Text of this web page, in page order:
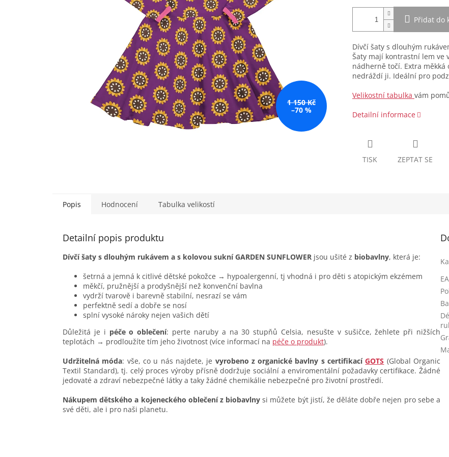
1 150 Kč
–70 %
Přidat do
Dívčí šaty s dlouhým
Šaty mají kontrastní lem ve
nádherně točí. Extra
nedráždí ji. Ideální pro
Velikostní tabulka vám
Detailní informace
TISK ZEPTAT SE
Popis Hodnocení Tabulka velikostí
Detailní popis produktu
Dívčí šaty s dlouhým rukávem a s kolovou sukní GARDEN SUNFLOWER jsou ušité z biobavlny, která je:
šetrná a jemná k citlivé dětské pokožce → hypoalergenní, tj vhodná i pro děti s atopickým ekzémem
měkčí, pružnější a prodyšnější než konvenční bavlna
vydrží tvarově i barevně stabilní, nesrazí se vám
perfektně sedí a dobře se nosí
splní vysoké nároky nejen vašich dětí
Důležitá je i péče o oblečení: perte naruby a na 30 stupňů Celsia, nesušte v sušičce, žehlete při nižších
teplotách → prodloužíte tím jeho životnost (více informací na péče o produkt).
Udržitelná móda: vše, co u nás najdete, je vyrobeno z organické bavlny s certifikacíGOTS (Global Organic
Textil Standard), tj. celý proces výroby přísně dodržuje sociální a enviromentální požadavky certifikace. Žádné
jedovaté a zdraví nebezpečné látky a taky žádné chemikálie nebezpečné pro životní prostředí.
Nákupem dětského a kojeneckého oblečení z biobavlny si můžete být jistí, že děláte dobře nejen pro sebe a
své děti, ale i pro naši planetu.